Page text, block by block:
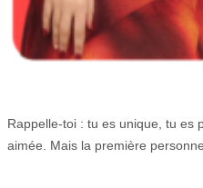
Rappelle-toi : tu es unique, tu es
aimée. Mais la première